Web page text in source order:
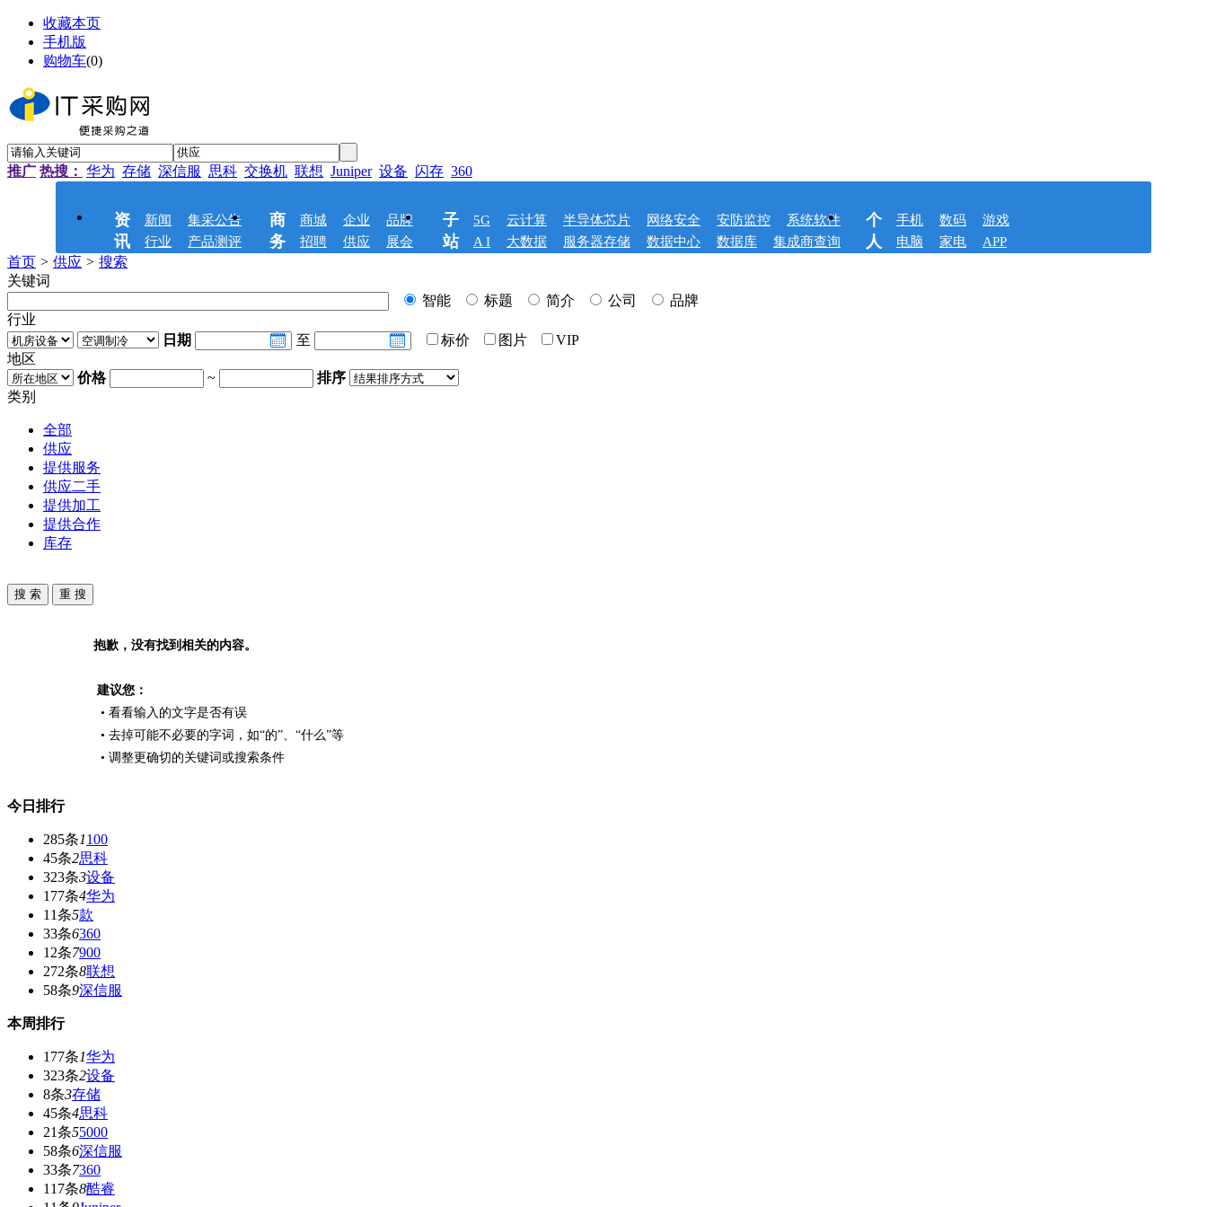
收藏本页
手机版
购物车(0)
推广 热搜： 华为 存储 深信服 思科 交换机 联想 Juniper 设备 闪存 360
资
讯
新闻
集采公告
行业
产品测评
商
务
商城 企业
品牌
招聘
供应 展会
子
站
5G 云计算 半导体芯片 网络安全 安防监控
系统软件
A I
大数据 服务器存储 数据中心 数据库 集成商查询
个
人
手机 数码
游戏
电脑
家电 APP
首页 > 供应 > 搜索
关键词
智能
标题 简介 公司
品牌
行业
日期
至 标价 图片
VIP
地区
价格
~
排序
类别
全部
供应
提供服务
供应二手
提供加工
提供合作
库存
抱歉，没有找到相关的内容。
建议您：
• 看看输入的文字是否有误
• 去掉可能不必要的字词，如“的”、“什么”等
• 调整更确切的关键词或搜索条件
今日排行
285条1100
45条2思科
323条3设备
177条4华为
11条5款
33条6360
12条7900
272条8联想
58条9深信服
本周排行
177条1华为
323条2设备
8条3存储
45条4思科
21条55000
58条6深信服
33条7360
117条8酷睿